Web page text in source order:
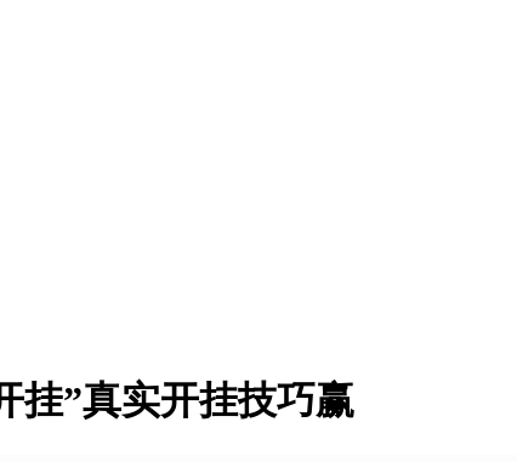
挂”真实开挂技巧赢